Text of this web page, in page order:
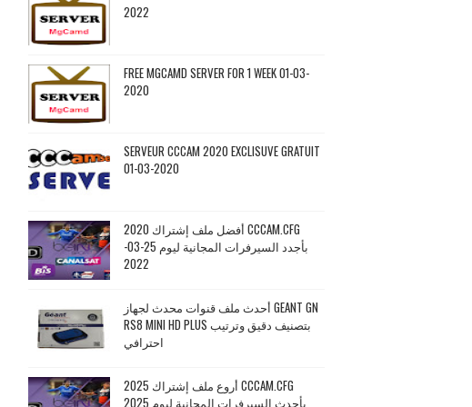
2022
FREE MGCAMD SERVER FOR 1 WEEK 01-03-
2020
SERVEUR CCCAM 2020 EXCLISUVE GRATUIT
01-03-2020
أفضل ملف إشتراك 2020 CCCAM.CFG
بأجدد السيرفرات المجانية ليوم 25-03-
2022
أحدث ملف قنوات محدث لجهاز GEANT GN
RS8 MINI HD PLUS بتصنيف دقيق وترتيب
احترافي
أروع ملف إشتراك 2025 CCCAM.CFG
بأحدث السيرفرات المجانية ليوم 2025